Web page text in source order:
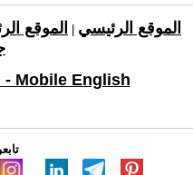
الموقع الرئيسي الموقع
Mobile English